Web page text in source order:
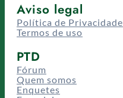
Aviso legal
Política de Privacidade
Termos de uso
PTD
Fórum
Quem somos
Enquetes